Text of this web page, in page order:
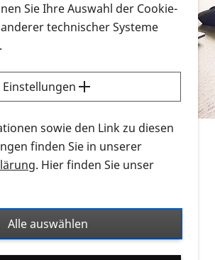
in verschiedenen
Ort
wie Sie nach Infonmaterial
bestellen bzw. herunterladen
Sie sich dieErklärvideos zum
auf der PRO RETINA-Website
Menschen an.
Sie sämtliches Infomaterial
Formatfilter, um ausschließlich
Broschüren, Audios oder Videos zu
Flyer und Broschüren werden in
Sie Ihre Auswahl der Cookie-
technischer Systeme
Einstellungen
sowie den Link zu diesen
finden Sie in unserer
. Hier finden Sie unser
Alle auswählen